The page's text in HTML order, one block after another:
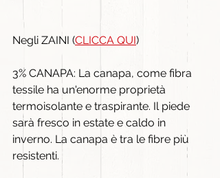
Negli ZAINI (CLICCA QUI)
3% CANAPA: La canapa, come fibra
tessile ha un'enorme proprietà
termoisolante e traspirante. Il piede
sarà fresco in estate e caldo in
inverno. La canapa è tra le fibre più
resistenti.